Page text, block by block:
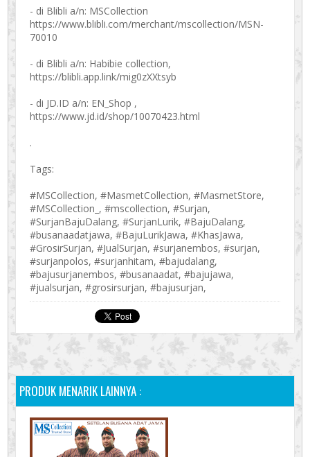
- di Blibli a/n: MSCollection
https://www.blibli.com/merchant/mscollection/MSN-
70010
- di Blibli a/n: Habibie collection,
https://blibli.app.link/mig0zXXtsyb
- di JD.ID a/n: EN_Shop ,
https://www.jd.id/shop/10070423.html
.
Tags:
#MSCollection, #MasmetCollection, #MasmetStore,
#MSCollection_, #mscollection, #Surjan,
#SurjanBajuDalang, #SurjanLurik, #BajuDalang,
#busanaadatjawa, #BajuLurikJawa, #KhasJawa,
#GrosirSurjan, #JualSurjan, #surjanembos, #surjan,
#surjanpolos, #surjanhitam, #bajudalang,
#bajusurjanembos, #busanaadat, #bajujawa,
#jualsurjan, #grosirsurjan, #bajusurjan,
PRODUK MENARIK LAINNYA :